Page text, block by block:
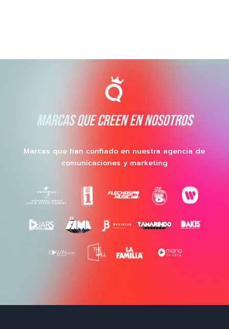
MARCAS QUE CREEN EN NOSOTROS
Marcas que han confiado en nuestra agencia de
comunicaciones y marketing